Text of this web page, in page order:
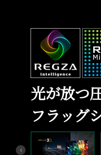
光が放つ
フラッグ